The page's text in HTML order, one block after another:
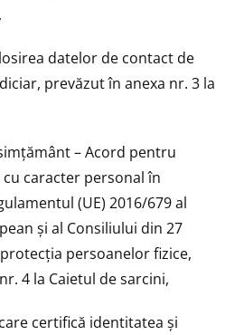
datelor de contact de
prevăzut în anexa nr. 3 la
– Acord pentru
caracter personal în
(UE) 2016/679 al
și al Consiliului din 27
persoanelor fizice,
4 la Caietul de sarcini,
certifică identitatea şi